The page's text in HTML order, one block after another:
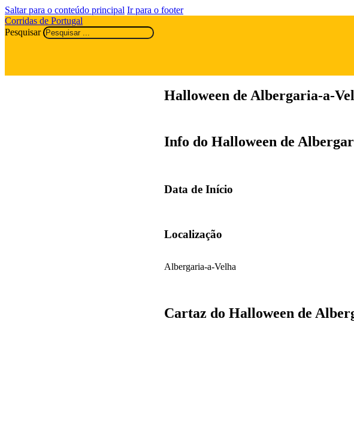
Saltar para o conteúdo principal Ir para o footer
Corridas de Portugal
Pesquisar
Halloween de Albergaria-a-
Info do Halloween de
Data de Início
Localização
Albergaria-a-Velha
Cartaz do Halloween de